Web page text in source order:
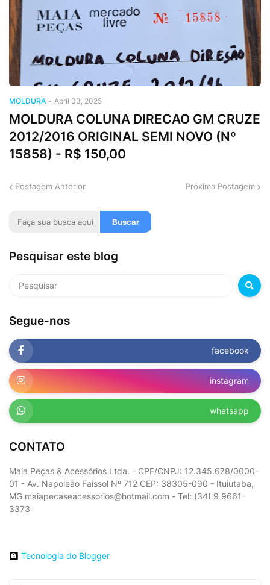
MOLDURA - April 03, 2025
MOLDURA COLUNA DIRECAO GM CRUZE
2012/2016 ORIGINAL SEMI NOVO (Nº
15858) - R$ 150,00
Postagem Anterior Próxima Postagem
Pesquisar este blog
Segue-nos
facebook
instagram
whatsapp
CONTATO
Maia Peças & Acessórios Ltda. - CPF/CNPJ: 12.345.678/0000-
01 - Av. Napoleão Faissol Nº 712 CEP: 38305-090 - Ituiutaba,
MG maiapecaseacessorios@hotmail.com - Tel: (34) 9 9661-
3373
Tecnologia do Blogger